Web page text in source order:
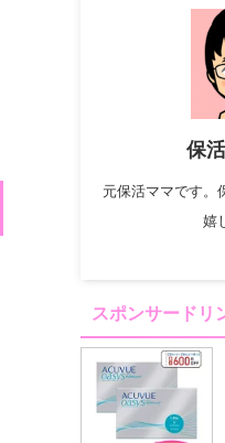
保
元保活ママです。
嬉
スポンサードリ